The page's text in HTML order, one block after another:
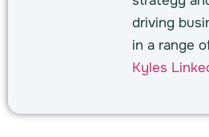
driving
in a range
Kyles